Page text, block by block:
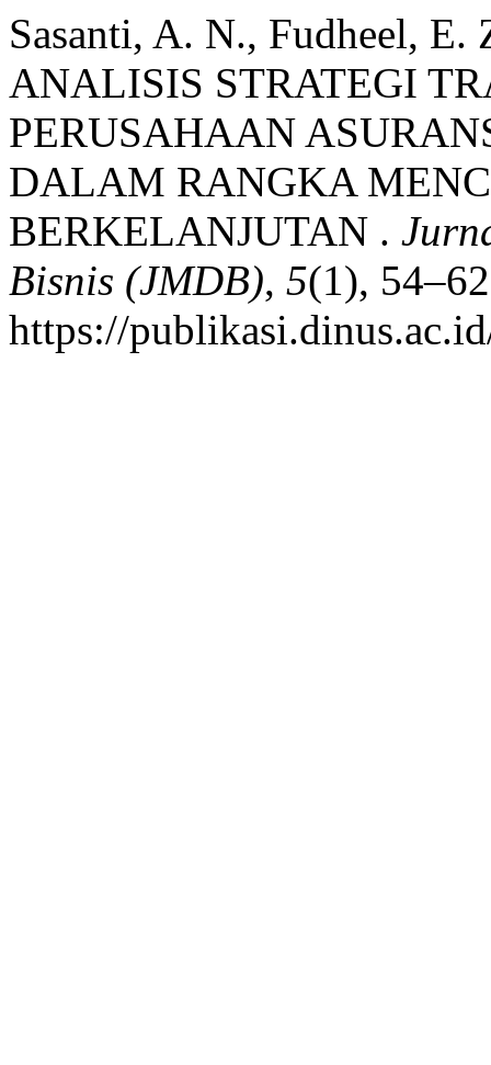
Sasanti, A. N., Fudheel,
ANALISIS STRATEGI
PERUSAHAAN
DALAM RANGKA
BERKELANJUTAN .
Bisnis (JMDB), 5(1),
https://